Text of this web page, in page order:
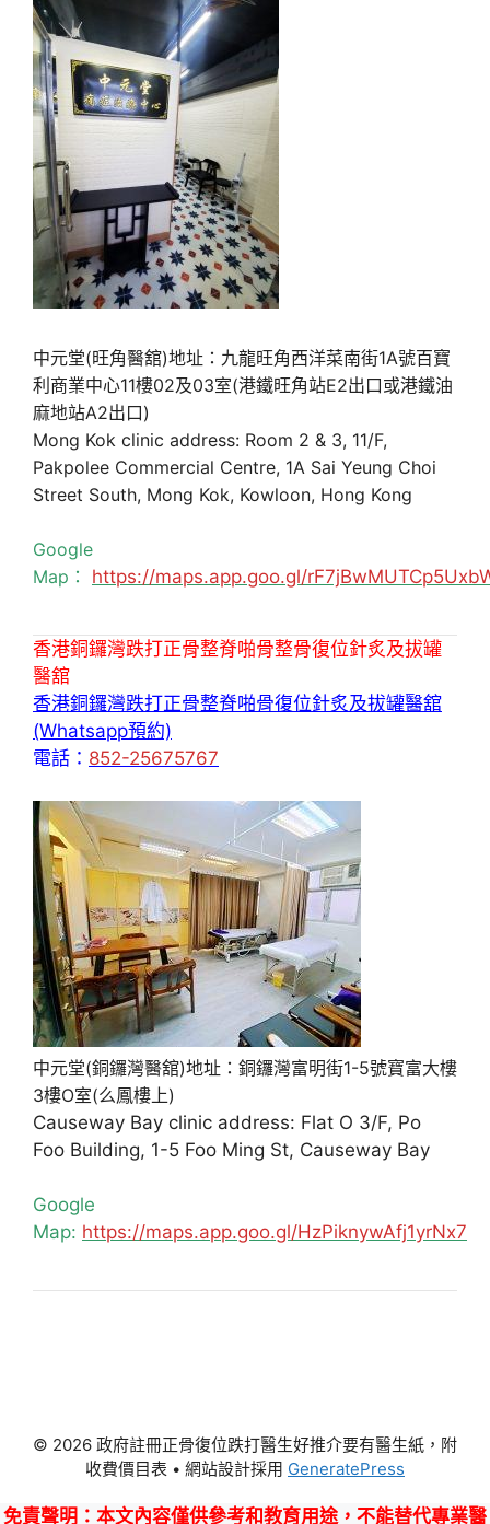
中元堂(旺角醫舘)地址：九龍旺角西洋菜南街1A號百寶
利商業中心11樓02及03室(港鐵旺角站E2出口或港鐵油
麻地站A2出口)
Mong Kok clinic address: Room 2 & 3, 11/F,
Pakpolee Commercial Centre, 1A Sai Yeung Choi
Street South, Mong Kok, Kowloon, Hong Kong
Google
Map： https://maps.app.goo.gl/
香港銅鑼灣跌打正骨整脊啪骨整骨復位針炙及拔罐
醫舘
香港銅鑼灣跌打正骨整脊啪骨復位針炙及拔罐醫舘
(Whatsapp預約)
電話： 852-25675767
中元堂(銅鑼灣醫舘)地址：銅鑼灣富明街1-5號寶富大樓
3樓O室(么鳳樓上)
Causeway Bay clinic address: Flat O 3/F, Po
Foo Building, 1-5 Foo Ming St, Causeway Bay
Google
Map: https://maps.app.goo.gl/HzPiknywAfj1yrNx7
© 2026 政府註冊正骨復位跌打醫生好推介要有醫生紙，附
收費價目表 • 網站設計採用 GeneratePress
免責聲明 ：本文內容僅供參考和教育用途，不能替代專業醫